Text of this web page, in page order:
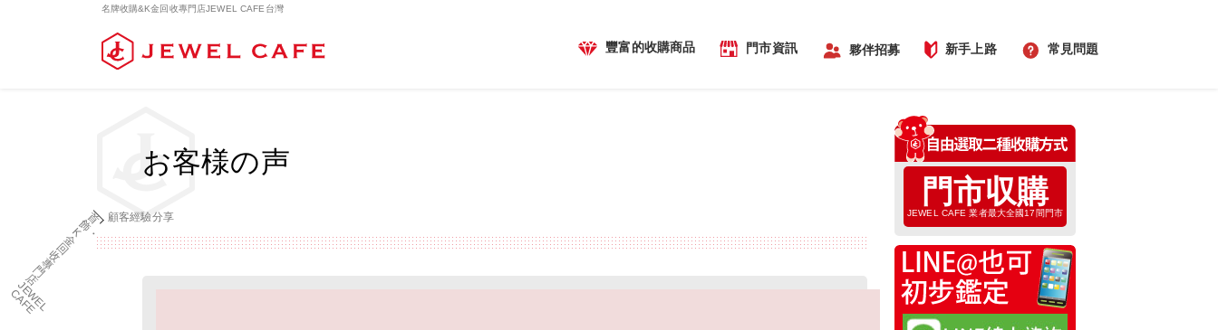
名牌收購&K金回收專門店JEWEL CAFE台灣
豐富的收購商品 門市資訊 夥伴招募 新手上路 常見問題
お客様の声
首
飾
・K
金
回
收
專
門
店
J
E
W
E
L
C
A
F
E
顧客經驗分享
門市収購
JEWEL CAFE 業者最大全國17間門市